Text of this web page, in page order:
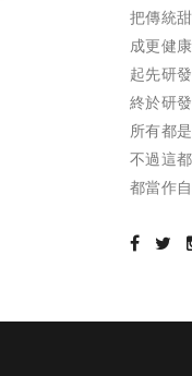
把傳統
成更健
起先研
終於研
所有都
不過這
都當作